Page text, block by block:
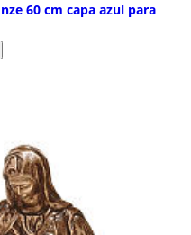
60 cm capa azul para